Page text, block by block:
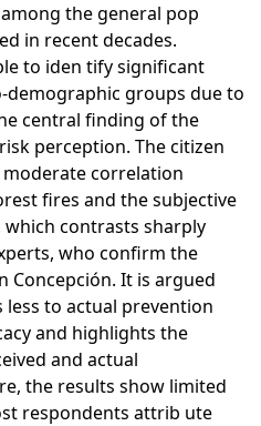
the general pop
in recent decades.
to iden tify significant
demographic groups due to
central finding of the
perception. The citizen
moderate correlation
fires and the subjective
contrasts sharply
who confirm the
Concepción. It is argued
to actual prevention
and highlights the
and actual
the results show limited
respondents attrib ute